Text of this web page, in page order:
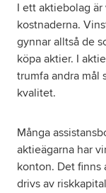
I ett aktiebolag
kostnaderna.
gynnar alltså de
köpa aktier. I
trumfa andra mål
kvalitet.
Många
aktieägarna har
konton. Det finns
drivs av